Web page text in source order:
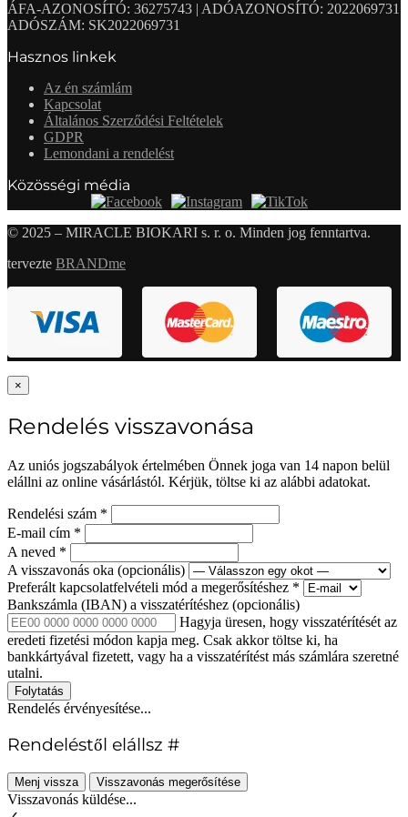
ÁFA-AZONOSÍTÓ: 36275743 | ADÓAZONOSÍTÓ: 2022069731
ADÓSZÁM: SK2022069731
Hasznos linkek
Az én számlám
Kapcsolat
Általános Szerződési Feltételek
GDPR
Lemondani a rendelést
Közösségi média
© 2025 – MIRACLE BIOKARI s. r. o. Minden jog fenntartva.
tervezte BRANDme
×
Rendelés visszavonása
Az uniós jogszabályok értelmében Önnek joga van 14 napon belül
elállni az online vásárlástól. Kérjük, töltse ki az alábbi adatokat.
Rendelési szám *
E-mail cím *
A neved *
A visszavonás oka (opcionális)
Preferált kapcsolatfelvételi mód a megerősítéshez *
Bankszámla (IBAN) a visszatérítéshez (opcionális)
Hagyja üresen, hogy visszatérítését az
eredeti fizetési módon kapja meg. Csak akkor töltse ki, ha
bankkártyával fizetett, vagy ha a visszatérítést más számlára szeretné
utalni.
Folytatás
Rendelés érvényesítése...
Rendeléstől elállsz #
Menj vissza Visszavonás megerősítése
Visszavonás küldése...